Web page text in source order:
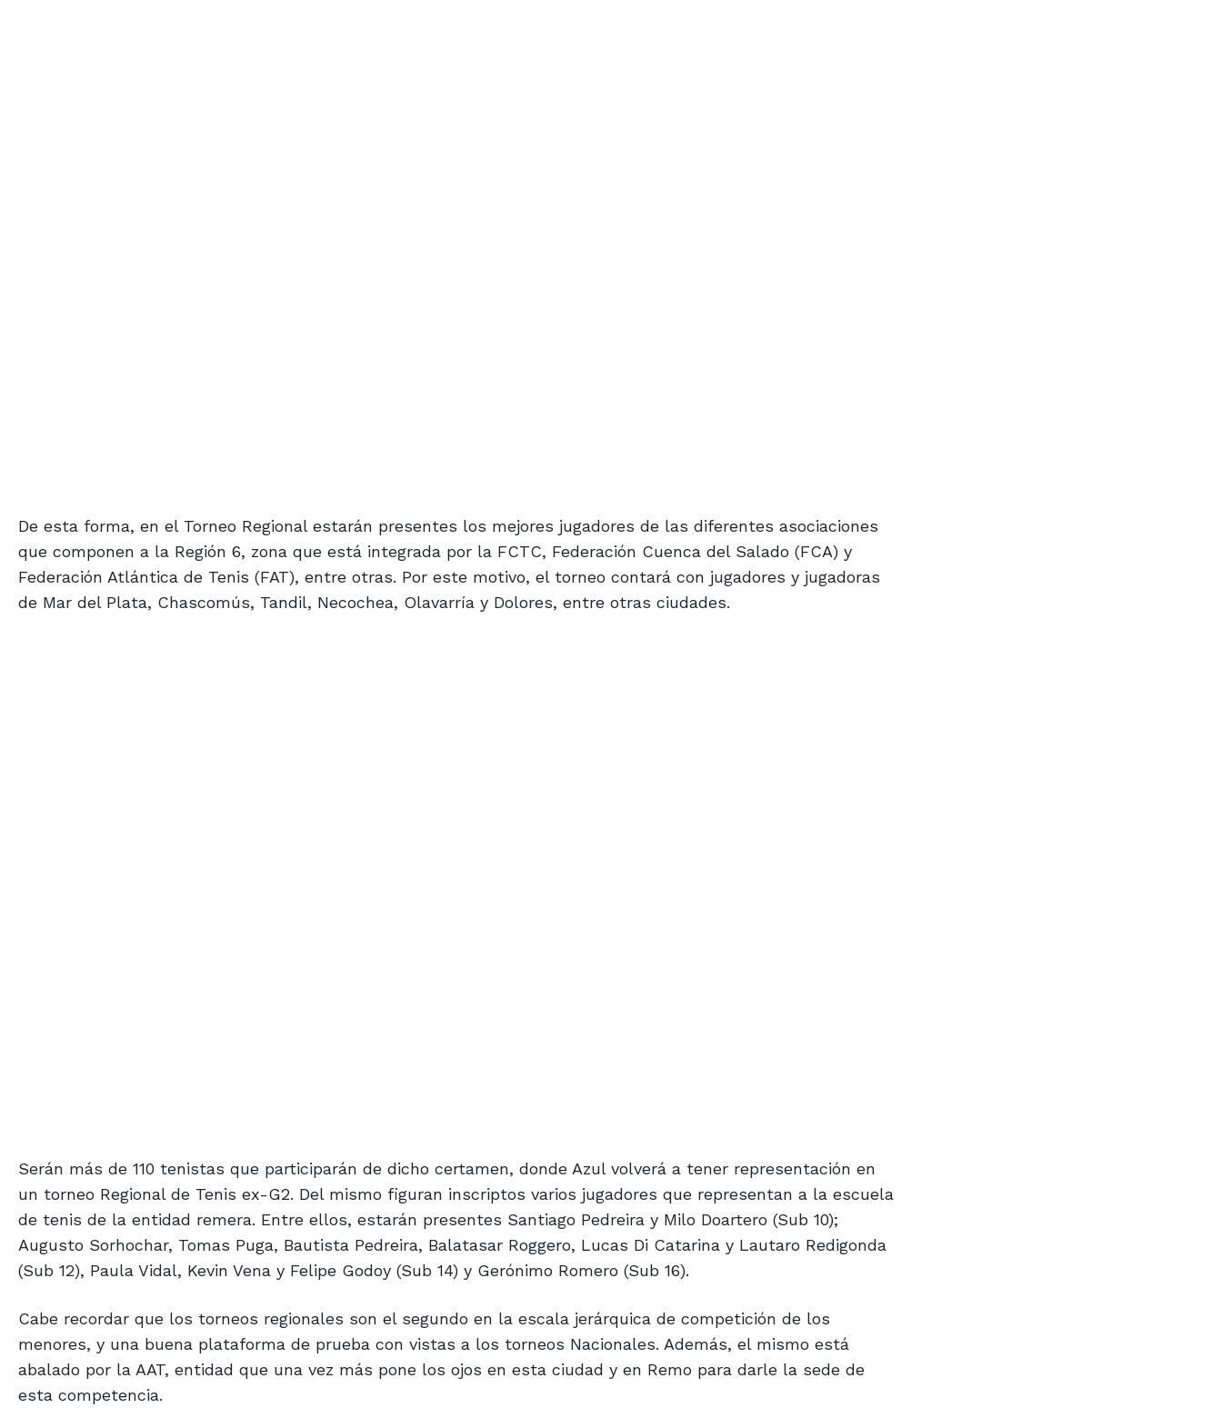
De esta forma, en el Torneo Regional estarán presentes los mejores jugadores de las diferentes asociaciones
que componen a la Región 6, zona que está integrada por la FCTC, Federación Cuenca del Salado (FCA) y
Federación Atlántica de Tenis (FAT), entre otras. Por este motivo, el torneo contará con jugadores y jugadoras
de Mar del Plata, Chascomús, Tandil, Necochea, Olavarría y Dolores, entre otras ciudades.
Serán más de 110 tenistas que participarán de dicho certamen, donde Azul volverá a tener representación en
un torneo Regional de Tenis ex-G2. Del mismo figuran inscriptos varios jugadores que representan a la escuela
de tenis de la entidad remera. Entre ellos, estarán presentes Santiago Pedreira y Milo Doartero (Sub 10);
Augusto Sorhochar, Tomas Puga, Bautista Pedreira, Balatasar Roggero, Lucas Di Catarina y Lautaro Redigonda
(Sub 12), Paula Vidal, Kevin Vena y Felipe Godoy (Sub 14) y Gerónimo Romero (Sub 16).
Cabe recordar que los torneos regionales son el segundo en la escala jerárquica de competición de los
menores, y una buena plataforma de prueba con vistas a los torneos Nacionales. Además, el mismo está
abalado por la AAT, entidad que una vez más pone los ojos en esta ciudad y en Remo para darle la sede de
esta competencia.